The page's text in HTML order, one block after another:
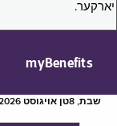
יארקער.
myBenefits
שבת, 8טן אויגוסט 2026